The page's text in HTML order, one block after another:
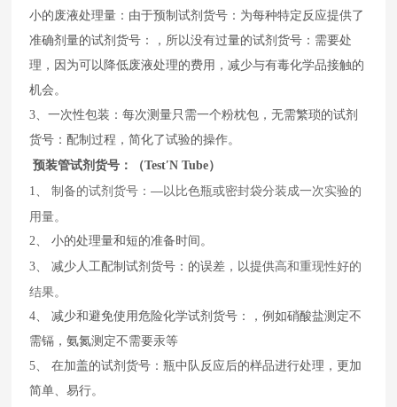
小的废液处理量：由于预制试剂货号：为每种特定反应提供了
准确剂量的试剂货号：，所以没有过量的试剂货号：需要处
理，因为可以降低废液处理的费用，减少与有毒化学品接触的
机会。
3 、一次性包装：每次测量只需一个粉枕包，无需繁琐的试剂
货号：配制过程，简化了试验的操作。
预装管试剂货号：（Test′N Tube）
1、制备的试剂货号：—以比色瓶或密封袋分装成一次实验的
用量。
2、小的处理量和短的准备时间。
3、减少人工配制试剂货号：的误差，以提供高和重现性好的
结果。
4、减少和避免使用危险化学试剂货号：，例如硝酸盐测定不
需镉，氨氮测定不需要汞等
5、在加盖的试剂货号：瓶中队反应后的样品进行处理，更加
简单、易行。